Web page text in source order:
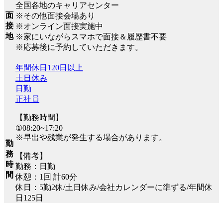
面
接
地
全国各地のキャリアセンター
※その他面接会場あり
※オンライン面接実施中
※家にいながらスマホで面接＆履歴書不要
※応募後に予約していただきます。
勤
務
時
間
年間休日120日以上
土日休み
日勤
正社員
【勤務時間】
①08:20~17:20
※早出や残業が発生する場合があります。
【備考】
勤務：日勤
休憩：1回 計60分
休日：5勤2休/土日休み/会社カレンダーに準ずる/年間休
日125日